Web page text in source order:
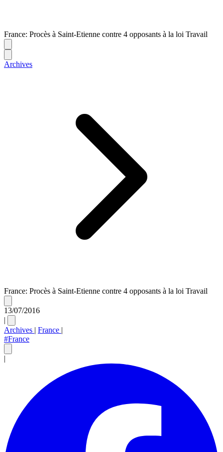
France: Procès à Saint-Etienne contre 4 opposants à la loi Travail
Archives
France: Procès à Saint-Etienne contre 4 opposants à la loi Travail
13/07/2016
|
Archives | France |
#France
|